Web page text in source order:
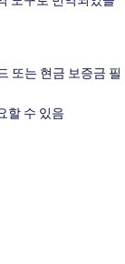
또는 현금 보증금 필
할 수 있음